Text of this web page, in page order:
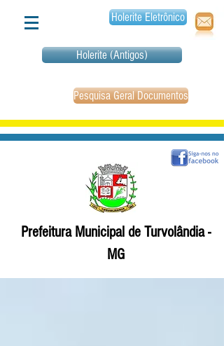
Holerite Eletrônico
Holerite (Antigos)
Pesquisa Geral Documentos
Prefeitura Municipal de Turvolândia -
MG